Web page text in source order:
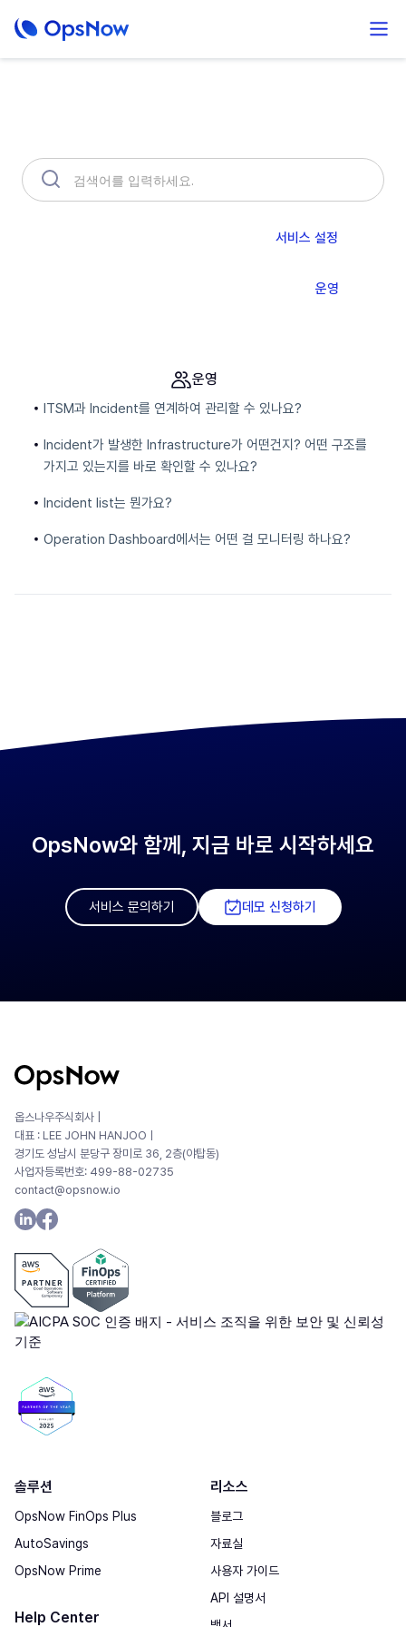
서비스 설정
운영
운영
ITSM과 Incident를 연계하여 관리할 수 있나요?
Incident가 발생한 Infrastructure가 어떤건지? 어떤 구조를
가지고 있는지를 바로 확인할 수 있나요?
Incident list는 뭔가요?
Operation Dashboard에서는 어떤 걸 모니터링 하나요?
OpsNow와 함께, 지금 바로 시작하세요
서비스 문의하기 데모 신청하기
옵스나우주식회사 |
대표 : LEE JOHN HANJOOㅣ
경기도 성남시 분당구 장미로 36, 2층(야탑동)
사업자등록번호: 499-88-02735
contact@opsnow.io
솔루션
OpsNow FinOps Plus
AutoSavings
OpsNow Prime
Help Center
리소스
블로그
자료실
사용자 가이드
API 설명서